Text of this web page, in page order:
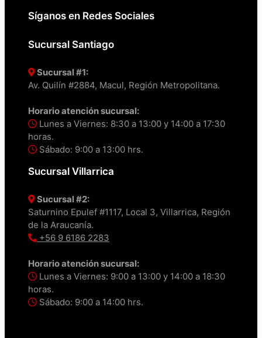
Síganos en Redes Sociales
Sucursal Santiago
Sucursal #1:
Av. Quilín #2884, Macul, Región Metropolitana.
Horario atención sucursal:
Lunes a Viernes: 8:30 a 13:00 y 14:00 a 17:30
horas.
Sábado: 9:00 a 13:00 hrs.
Sucursal Villarrica
Sucursal #2:
Saturnino Epulef #1117, Local 3, Villarrica, Región
de la Araucanía.
+56 9 6186 2283
Horario atención sucursal:
Lunes a Viernes: 9:00 a 13:00 y 14:00 a 18:30
horas.
Sábado: 9:00 a 14:00 hrs.